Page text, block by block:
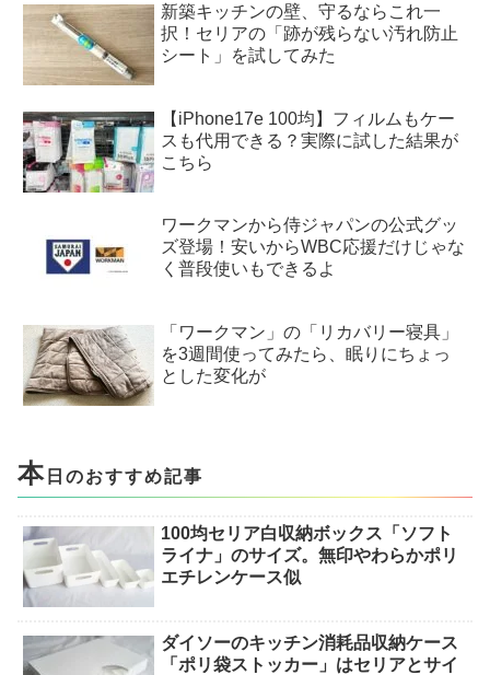
新築キッチンの壁、守るならこれ一
択！セリアの「跡が残らない汚れ防止
シート」を試してみた
【iPhone17e 100均】フィルムもケー
スも代用できる？実際に試した結果が
こちら
ワークマンから侍ジャパンの公式グッ
ズ登場！安いからWBC応援だけじゃな
く普段使いもできるよ
「ワークマン」の「リカバリー寝具」
を3週間使ってみたら、眠りにちょっ
とした変化が
本 日のおすすめ記事
100均セリア白収納ボックス「ソフト
ライナ」のサイズ。無印やわらかポリ
エチレンケース似
ダイソーのキッチン消耗品収納ケース
「ポリ袋ストッカー」はセリアとサイ